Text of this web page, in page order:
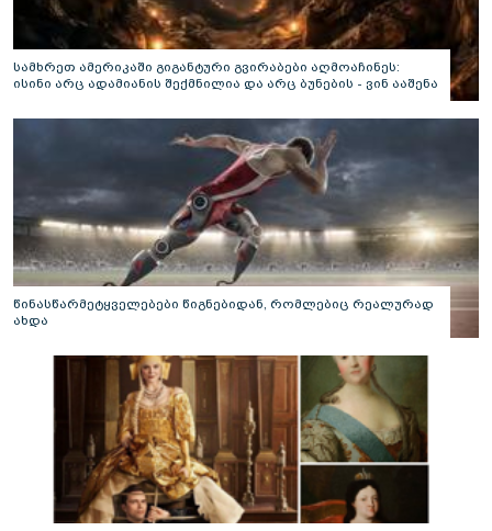
სამხრეთ ამერიკაში გიგანტური გვირაბები აღმოაჩინეს:
ისინი არც ადამიანის შექმნილია და არც ბუნების - ვინ ააშენა
წინასწარმეტყველებები წიგნებიდან, რომლებიც რეალურად
ახდა